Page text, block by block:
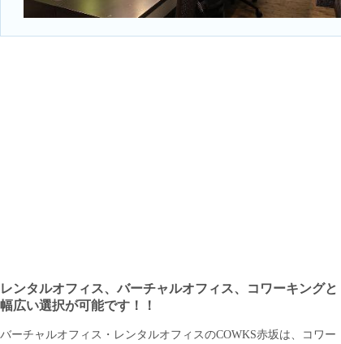
レンタルオフィス、バーチャルオフィス、コワーキングと
幅広い選択が可能です！！
バーチャルオフィス・レンタルオフィスのCOWKS赤坂は、コワー